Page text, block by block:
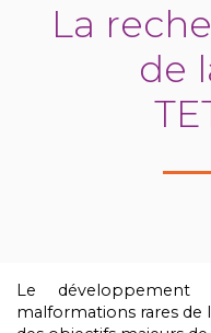
La
de
Le
malformations rares de